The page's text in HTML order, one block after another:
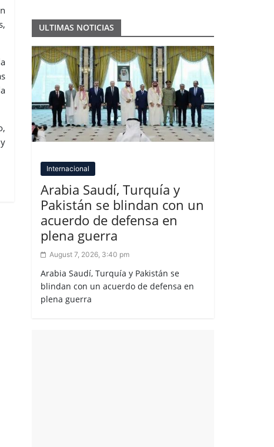
ULTIMAS NOTICIAS
Internacional
Arabia Saudí, Turquía y
Pakistán se blindan con un
acuerdo de defensa en
plena guerra
August 7, 2026, 3:40 pm
Arabia Saudí, Turquía y Pakistán se
blindan con un acuerdo de defensa en
plena guerra